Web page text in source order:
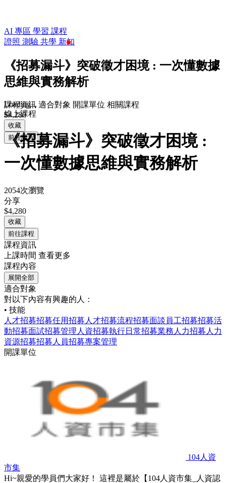
AI 專區 學習 課程
證照 測驗 共學 新知
《招募漏斗》突破徵才困境 : 一次懂數據
思維與實務解析
課程資訊 適合對象 開課單位 相關課程
$4,280
收藏
前往課程
Loading...
線上課程
《招募漏斗》突破徵才困境 :
一次懂數據思維與實務解析
2054次瀏覽
分享
$4,280
收藏
前往課程
課程資訊
上課時間 查看更多
課程內容
展開全部
適合對象
對以下內容有興趣的人：
• 技能
人才招募招募任用招募人才招募流程招募面談 員工招募招募活
動招募面試招募管理 人資招募執行日常招募業務 人力招募 人力
資源招募招募 人員招募專案管理
開課單位
104人資
市集
Hi~親愛的學員們大家好！ 這裡是屬於【104人資市集_人資認